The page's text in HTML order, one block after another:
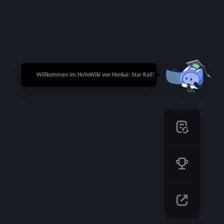
🎉 Willkommen im HoYoWiki von Honkai: Star Rail!